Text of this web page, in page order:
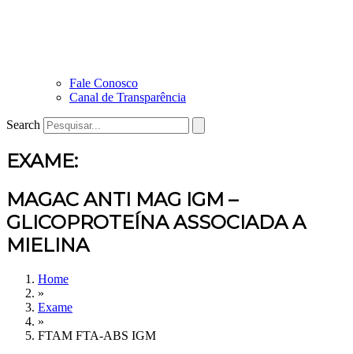
Fale Conosco
Canal de Transparência
Search
EXAME:
MAGAC ANTI MAG IGM –
GLICOPROTEÍNA ASSOCIADA A
MIELINA
Home
»
Exame
»
FTAM FTA-ABS IGM